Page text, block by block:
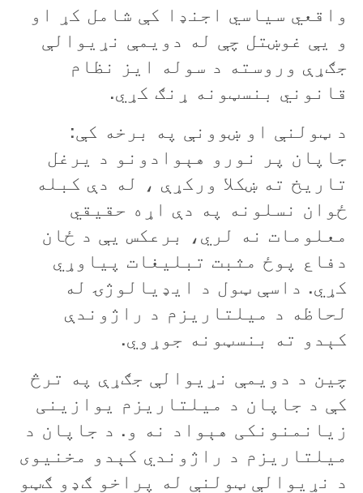
واقعي سياسي اجنډا کې شامل کړ او
و يې غوښتل چې له دويمې نړيوالې
جګړې وروسته د سوله ايز نظام
قانوني بنسټونه ړنګ کړي.
د ټولنې او ښوونې په برخه کې:
جاپان پر نورو هېوادونو د يرغل
تاريخ ته ښکلا ورکړې ، له دې کبله
ځوان نسلونه په دې اړه حقيقي
معلومات نه لري، برعکس يې د ځان
دفاع پوځ مثبت تبليغات پياوړي
کړي. داسې ټول د ايډيالوژۍ له
لحاظه د ميلتاريزم د راژوندې
کېدو ته بنسټونه جوړوي.
چين د دويمې نړيوالې جګړې په ترڅ
کې د جاپان د ميلتاريزم يوازينی
زيانمنونکی هېواد نه و. د جاپان د
ميلتاريزم د راژوندي کېدو مخنيوی
د نړيوالې ټولنې له پراخو ګډو ګټو